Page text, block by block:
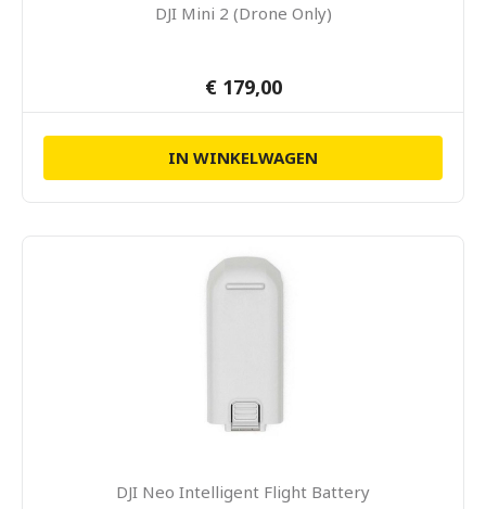
DJI Mini 2 (Drone Only)
€ 179,00
IN WINKELWAGEN
DJI Neo Intelligent Flight Battery